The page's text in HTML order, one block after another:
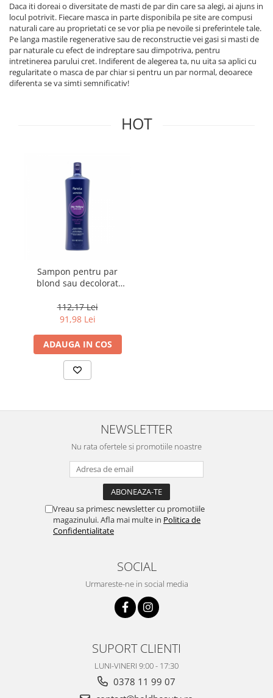
Daca iti doreai o diversitate de masti de par din care sa alegi, ai ajuns in
locul potrivit. Fiecare masca in parte disponibila pe site are compusi
naturali care au proprietati ce se vor plia pe nevoile si preferintele tale.
Pe langa mastile regenerative sau de reconstructie vei gasi si masti de
par naturale cu efect de indreptare sau dimpotriva, pentru
intretinerea parului cret. Indiferent de alegerea ta, nu uita sa aplici cu
regularitate o masca de par chiar si pentru un par normal, deoarece
diferenta se va simti semnificativ!
HOT
Sampon pentru par
blond sau decolorat
Yellow, 1000 ml
112,17 Lei
91,98 Lei
ADAUGA IN COS
NEWSLETTER
Nu rata ofertele si promotiile noastre
Vreau sa primesc newsletter cu promotiile
magazinului. Afla mai multe in Politica de
Confidentialitate
SOCIAL
Urmareste-ne in social media
SUPORT CLIENTI
LUNI-VINERI 9:00 - 17:30
0378 11 99 07